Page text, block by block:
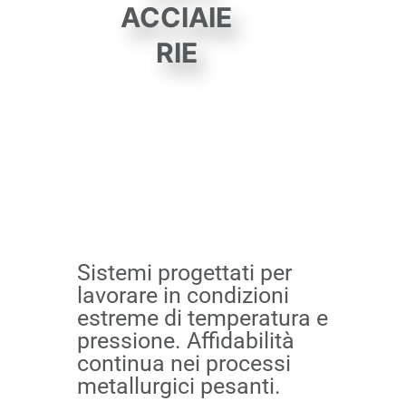
ACCIAIE
RIE
Sistemi progettati per
lavorare in condizioni
estreme di temperatura e
pressione. Affidabilità
continua nei processi
metallurgici pesanti.